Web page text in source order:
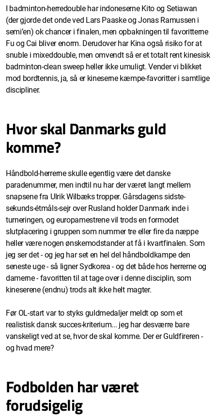
I badminton-herredouble har indoneserne Kito og Setiawan
(der gjorde det onde ved Lars Paaske og Jonas Ramussen i
semi’en) ok chancer i finalen, men opbakningen til favoritterne
Fu og Cai bliver enorm. Derudover har Kina også risiko for at
snuble i mixeddouble, men omvendt så er et totalt rent kinesisk
badminton-clean sweep heller ikke umuligt. Vender vi blikket
mod bordtennis, ja, så er kineserne kæmpe-favoritter i samtlige
discipliner.
Hvor skal Danmarks guld
komme?
Håndbold-herrerne skulle egentlig være det danske
paradenummer, men indtil nu har der været langt mellem
snapsene fra Ulrik Wilbæks tropper. Gårsdagens sidste-
sekunds-étmåls-sejr over Rusland holder Danmark inde i
turneringen, og europamestrene vil trods en formodet
slutplacering i gruppen som nummer tre eller fire da næppe
heller være nogen ønskemodstander at få i kvartfinalen. Som
jeg ser det - og jeg har set en hel del håndboldkampe den
seneste uge - så ligner Sydkorea - og det både hos herrerne og
damerne - favoritten til at tage over i denne disciplin, som
kineserene (endnu) trods alt ikke helt magter.
Før OL-start var to styks guldmedaljer meldt op som et
realistisk dansk succes-kriterium... jeg har desværre bare
vanskeligt ved at se, hvor de skal komme. Der er Guldfireren -
og hvad mere?
Fodbolden har været
forudsigelig